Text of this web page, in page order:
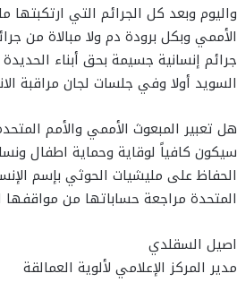
واليوم وبعد كل الجرائم التي
الأممي وبكل برودة دم ولا مبالاة من
جرائم إنسانية جسيمة بحق أبناء
السويد أولا وفي جلسات لجان مراقبة
هل تعبير المبعوث الأممي والأمم
سيكون كافياً لوقاية وحماية اطفال
الحفاظ على مليشيات الحوثي بإسم
المتحدة مراجعة حساباتها من
اصيل السقلدي
مدير المركز الإعلامي لألوية العمالقة